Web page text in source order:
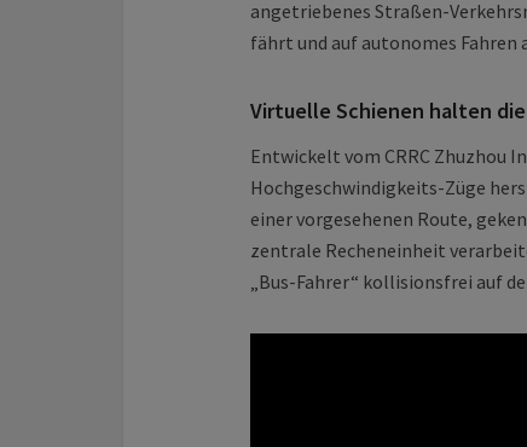
angetriebenes Straßen-
fährt und auf autonomes Fahren
Virtuelle Schienen halten die
Entwickelt vom CRRC Zhuzhou
Hochgeschwindigkeits-Züge
einer vorgesehenen Route,
zentrale Recheneinheit
„Bus-Fahrer“ kollisionsfrei auf